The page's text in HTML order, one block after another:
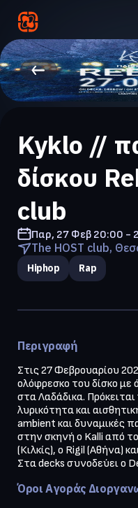
Kyklo //
δίσκου
club
Παρ, 27 Φεβ 20:00 -
The HOST club,
Hiphop Rap
Περιγραφή
Στις 27 Φεβρουαρίου
ολόφρεσκο του δίσκο
στα Λαδάδικα.
λυρικότητα και
ambient και δυναμικές
στην σκηνή ο Kalli από
(Κιλκίς), ο Rigil (Αθήνα)
Στα decks συνοδεύει ο
Όροι Αγοράς